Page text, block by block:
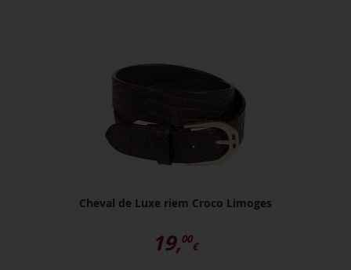
Cheval de Luxe riem Croco Limoges
19,00
€